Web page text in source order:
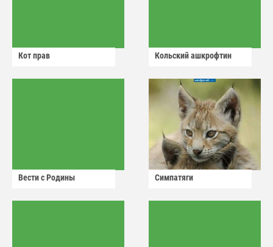
Кот прав Кольский ашкрофтин
Вести с Родины Симпатяги